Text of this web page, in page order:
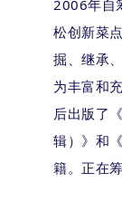
2006年自
松创新菜
掘、继承
为丰富和
后出版了
辑）》和
籍。正在